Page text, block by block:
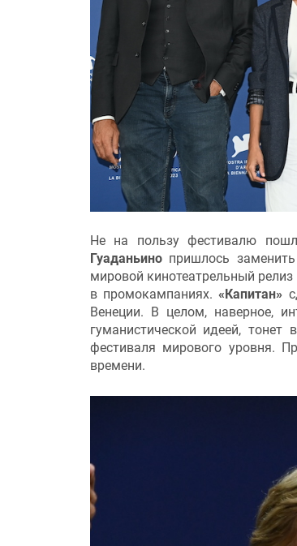
Не на пользу фестивалю
Гуаданьинопришлось
мировой кинотеатрельный
в промокампаниях.«Капитан»
Венеции. В целом, наверное,
гуманистической идеей,
фестиваля мирового уровня.
времени.